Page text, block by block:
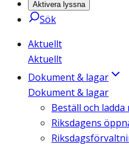
Aktivera lyssna
Sök
Aktuellt
Aktuellt
Dokument & lagar
Dokument & lagar
Beställ och ladda
Riksdagens